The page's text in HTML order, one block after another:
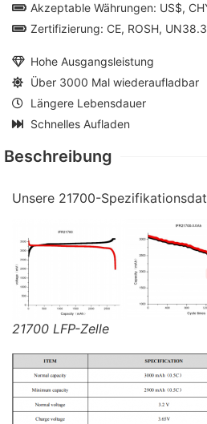
Akzeptable Währungen: US$,
Zertifizierung: CE, ROSH,
Hohe Ausgangsleistung
Über 3000 Mal wiederaufladbar
Längere Lebensdauer
Schnelles Aufladen
Beschreibung
Unsere 21700-
21700 LFP-Zelle